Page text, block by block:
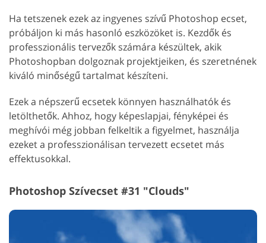
Ha tetszenek ezek az ingyenes szívű Photoshop ecset,
próbáljon ki más hasonló eszközöket is. Kezdők és
professzionális tervezők számára készültek, akik
Photoshopban dolgoznak projektjeiken, és szeretnének
kiváló minőségű tartalmat készíteni.
Ezek a népszerű ecsetek könnyen használhatók és
letölthetők. Ahhoz, hogy képeslapjai, fényképei és
meghívói még jobban felkeltik a figyelmet, használja
ezeket a professzionálisan tervezett ecsetet más
effektusokkal.
Photoshop Szívecset #31 "Clouds"